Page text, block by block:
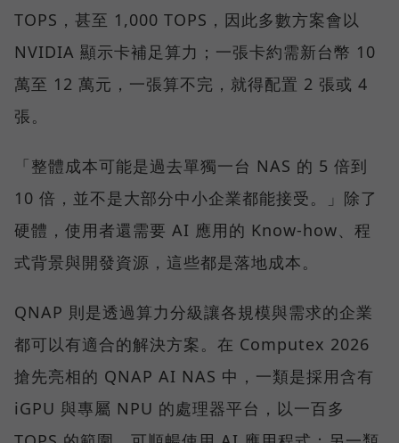
TOPS，甚至 1,000 TOPS，因此多數方案會以
NVIDIA 顯示卡補足算力；一張卡約需新台幣 10
萬至 12 萬元，一張算不完，就得配置 2 張或 4
張。
「整體成本可能是過去單獨一台 NAS 的 5 倍到
10 倍，並不是大部分中小企業都能接受。」除了
硬體，使用者還需要 AI 應用的 Know-how、程
式背景與開發資源，這些都是落地成本。
QNAP 則是透過算力分級讓各規模與需求的企業
都可以有適合的解決方案。在 Computex 2026
搶先亮相的 QNAP AI NAS 中，一類是採用含有
iGPU 與專屬 NPU 的處理器平台，以一百多